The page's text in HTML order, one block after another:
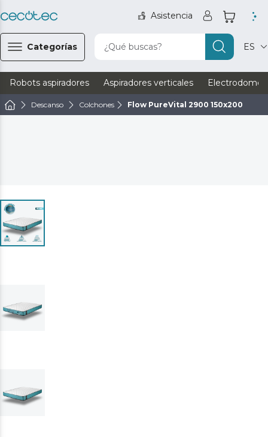
Asistencia
Categorías ¿Qué buscas? ES
Robots aspiradores Aspiradores verticales
Descanso Colchones Flow PureVital 2900 150x200